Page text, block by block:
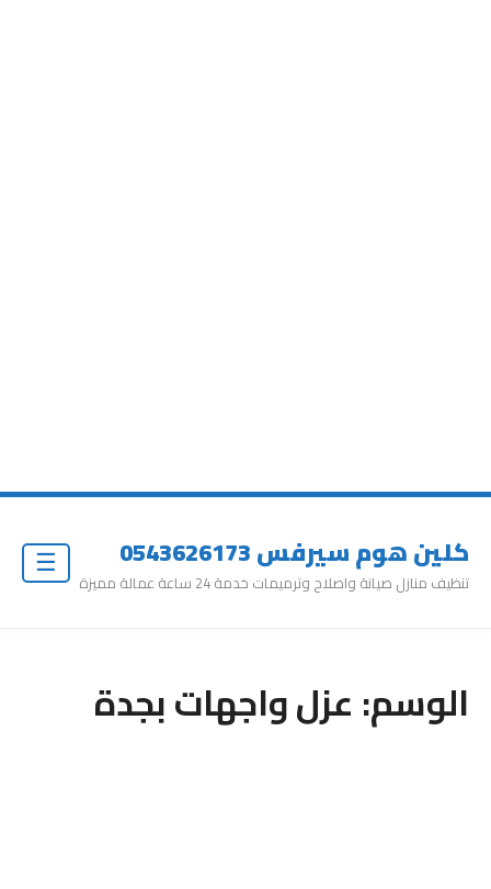
كلين هوم سيرفس 0543626173
تنظيف منازل صيانة واصلاح وترميمات خدمة 24 ساعة عمالة مميزة
الوسم:عزل واجهات بجدة